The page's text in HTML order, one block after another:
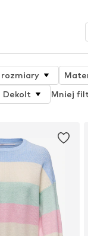
Dekolt
Mniej